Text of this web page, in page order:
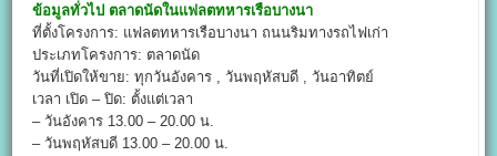
ข้อมูลทั่วไป ตลาดนัดในแฟลตทหารเรือบางนา
ที่ตั้งโครงการ: แฟลตทหารเรือบางนา ถนนริมทางรถไฟเก่า
ประเภทโครงการ: ตลาดนัด
วันที่เปิดให้ขาย: ทุกวันอังคาร , วันพฤหัสบดี , วันอาทิตย์
เวลา เปิด – ปิด: ตั้งแต่เวลา
– วันอังคาร 13.00 – 20.00 น.
– วันพฤหัสบดี 13.00 – 20.00 น.